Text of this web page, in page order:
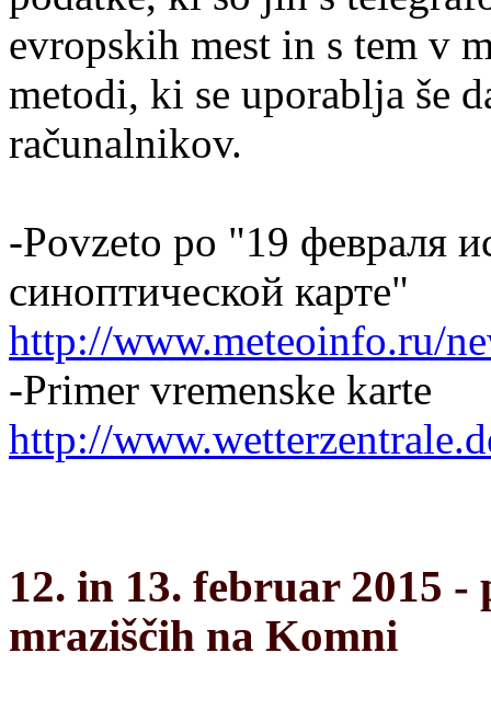
evropskih mest in s tem v
metodi, ki se uporablja še
računalnikov.
-Povzeto po "19 февраля
синоптической карте"
http://www.meteoinfo.ru/
-Primer vremenske karte
http://
12. in 13. februar 2015
mraziščih na Komni